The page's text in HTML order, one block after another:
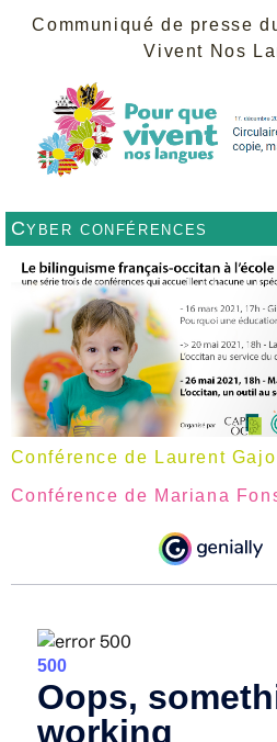
Communiqué de presse
Vivent Nos
Cyber conférences
Conférence de Laurent Gajo
Conférence de Mariana